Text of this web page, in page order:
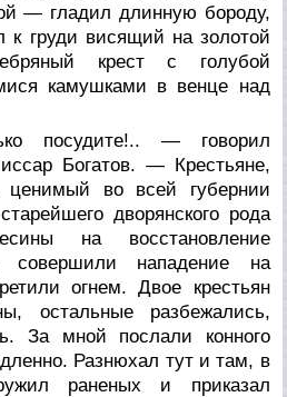
— гладил длинную бороду,
груди висящий на золотой
крест с голубой
камушками в венце над
посудите!.. — говорил
Богатов. — Крестьяне,
ценимый во всей губернии
дворянского рода
на восстановление
совершили нападение на
огнем. Двое крестьян
остальные разбежались,
За мной послали конного
Разнюхал тут и там, в
раненых и приказал